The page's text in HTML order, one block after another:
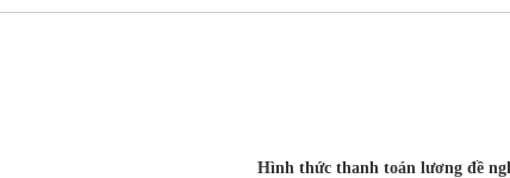
Hình thức thanh toán lương đề